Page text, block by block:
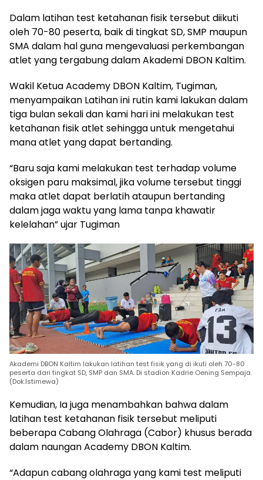
Dalam latihan test ketahanan fisik tersebut diikuti
oleh 70-80 peserta, baik di tingkat SD, SMP maupun
SMA dalam hal guna mengevaluasi perkembangan
atlet yang tergabung dalam Akademi DBON Kaltim.
Wakil Ketua Academy DBON Kaltim, Tugiman,
menyampaikan Latihan ini rutin kami lakukan dalam
tiga bulan sekali dan kami hari ini melakukan test
ketahanan fisik atlet sehingga untuk mengetahui
mana atlet yang dapat bertanding.
“Baru saja kami melakukan test terhadap volume
oksigen paru maksimal, jika volume tersebut tinggi
maka atlet dapat berlatih ataupun bertanding
dalam jaga waktu yang lama tanpa khawatir
kelelahan” ujar Tugiman
Akademi DBON Kaltim lakukan latihan test fisik yang di ikuti oleh 70-80
peserta dari tingkat SD, SMP dan SMA. Di stadion Kadrie Oening Sempaja.
(Dok.Istimewa)
Kemudian, Ia juga menambahkan bahwa dalam
latihan test ketahanan fisik tersebut meliputi
beberapa Cabang Olahraga (Cabor) khusus berada
dalam naungan Academy DBON Kaltim.
“Adapun cabang olahraga yang kami test meliputi